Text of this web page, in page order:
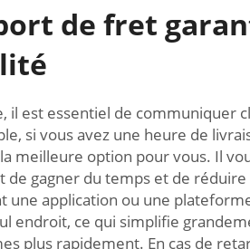
de fret
est essentiel de communiquer
si vous avez une heure de
option pour vous. Il
gagner du temps et de
application ou une
endroit, ce qui simplifie
plus rapidement. En cas de